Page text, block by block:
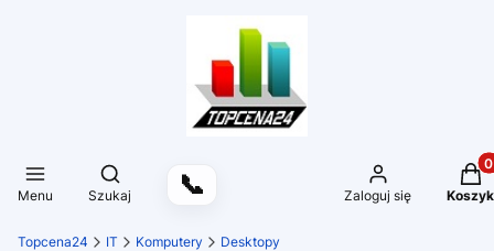
Menu
Otwórz wyszukiwarkę
Szukaj 📞 Zaloguj się Koszyk
Topcena24 IT Komputery Desktopy